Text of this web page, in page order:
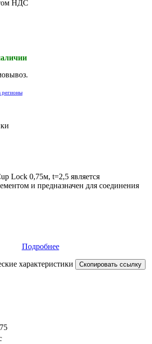
НДС
регионы
Lock 0,75м, t=2,5 является
и предназначен для соединения
Подробнее
характеристики Скопировать ссылку